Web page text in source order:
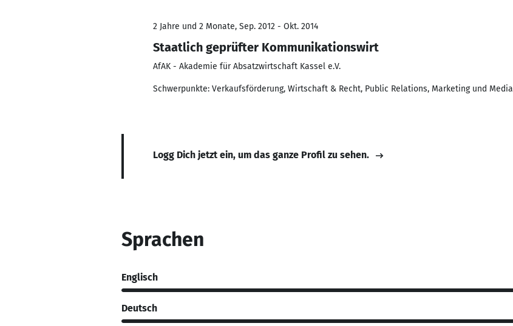
2 Jahre und 2 Monate, Sep. 2012 - Okt. 2014
Staatlich geprüfter Kommunikationswirt
AfAK - Akademie für Absatzwirtschaft Kassel e.V.
Schwerpunkte: Verkaufsförderung, Wirtschaft & Recht, Public Relations, Marketing und Media
Logg Dich jetzt ein, um das ganze Profil zu sehen.
Sprachen
Englisch
Deutsch